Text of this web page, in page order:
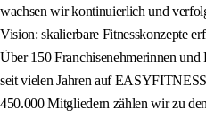
wachsen wir kontinuierlich und
Vision: skalierbare Fitnesskonzepte
Über 150 Franchisenehmerinnen und
seit vielen Jahren auf
450.000 Mitgliedern zählen wir zu